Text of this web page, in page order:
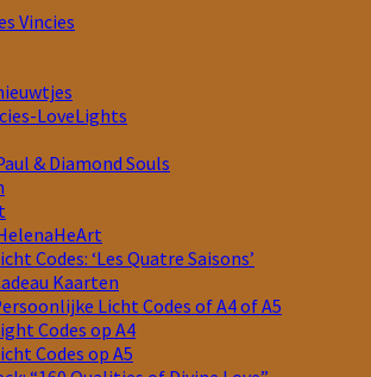
Vincies
LoveLights
& Diamond Souls
Codes: ‘Les Quatre Saisons’
Kaarten
Licht Codes of A4 of A5
Codes op A4
Codes op A5